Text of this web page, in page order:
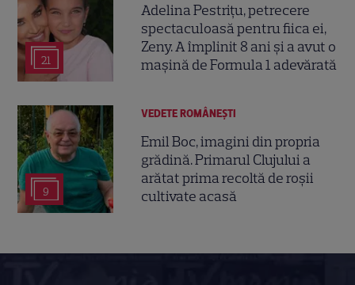
21
Adelina Pestrițu, petrecere
spectaculoasă pentru fiica ei,
Zeny. A împlinit 8 ani și a avut o
mașină de Formula 1 adevărată
9
VEDETE ROMÂNEŞTI
Emil Boc, imagini din propria
grădină. Primarul Clujului a
arătat prima recoltă de roșii
cultivate acasă